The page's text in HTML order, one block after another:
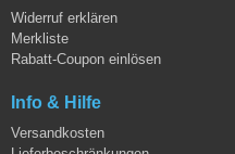
Widerruf erklären
Merkliste
Rabatt-Coupon einlösen
Info & Hilfe
Versandkosten